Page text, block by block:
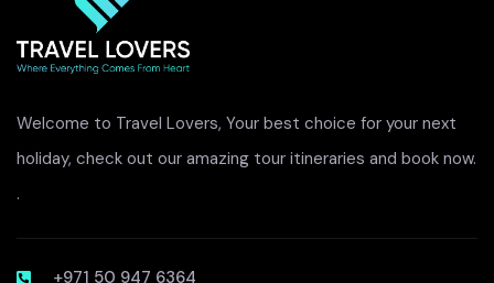
Welcome to Travel Lovers, Your best choice for your next
holiday, check out our amazing tour itineraries and book now.
.
+971 50 947 6364